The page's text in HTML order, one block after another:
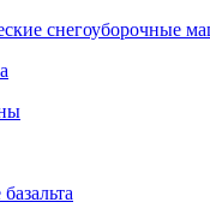
снегоуборочные